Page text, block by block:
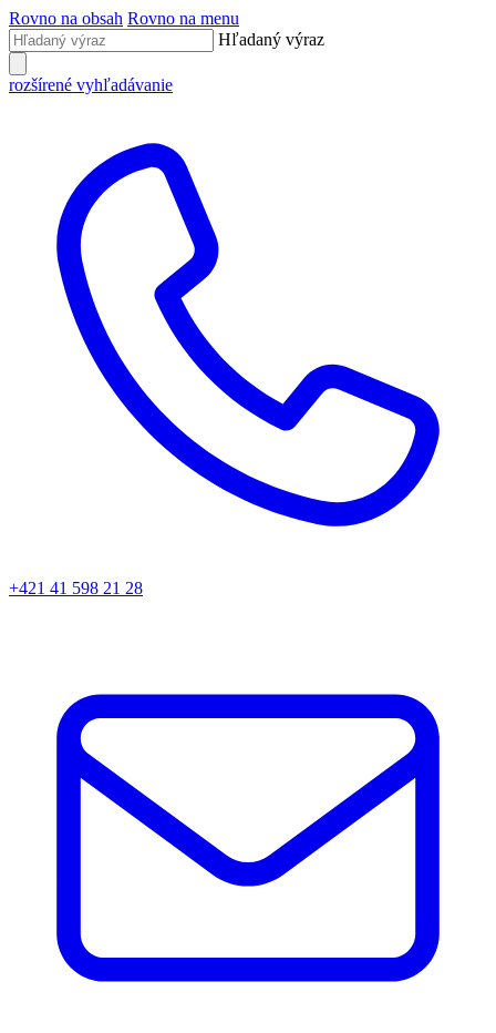
Rovno na obsah Rovno na menu
Hľadaný výraz
rozšírené vyhľadávanie
+421 41 598 21 28